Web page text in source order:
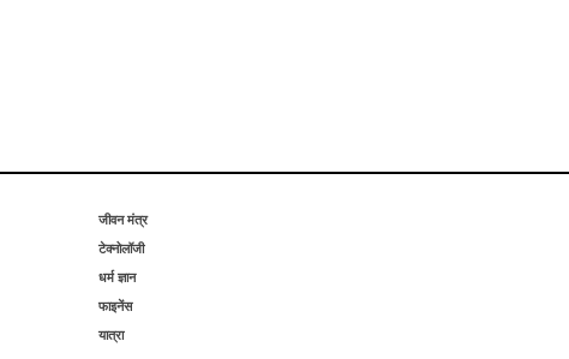
जीवन मंत्र
टेक्नोलॉजी
धर्म ज्ञान
फाइनेंस
यात्रा